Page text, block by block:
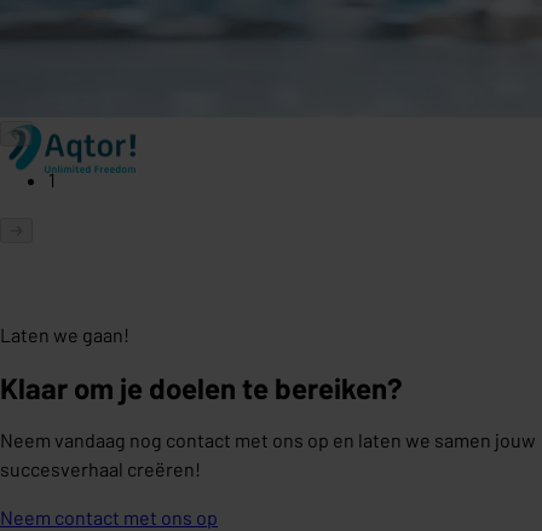
1
Laten we gaan!
Klaar om je doelen te bereiken?
Neem vandaag nog contact met ons op en laten we samen jouw
succesverhaal creëren!
Neem contact met ons op